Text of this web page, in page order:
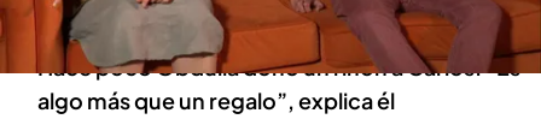
Carlos
Hace poco Obdulia donó un riñón a Carlos: “Es
algo más que un regalo”, explica él